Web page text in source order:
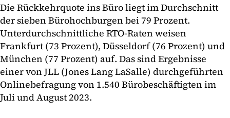
Die Rückkehrquote ins Büro liegt im Durchschnitt
der sieben Bürohochburgen bei 79 Prozent.
Unterdurchschnittliche RTO-Raten weisen
Frankfurt (73 Prozent), Düsseldorf (76 Prozent) und
München (77 Prozent) auf. Das sind Ergebnisse
einer von JLL (Jones Lang LaSalle) durchgeführten
Onlinebefragung von 1.540 Bürobeschäftigten im
Juli und August 2023.